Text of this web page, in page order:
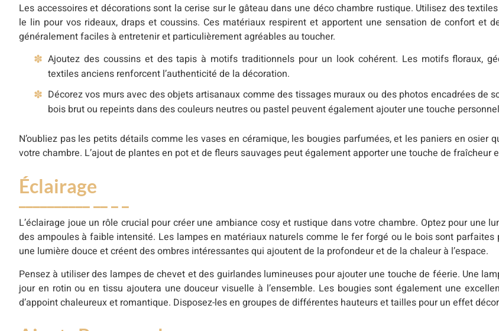
Les accessoires et décorations sont la cerise sur le gâteau dans une déco chambre rustique. Utilisez des
le lin pour vos rideaux, draps et coussins. Ces matériaux respirent et apportent une sensation de confort et
généralement faciles à entretenir et particulièrement agréables au toucher.
Ajoutez des coussins et des tapis à motifs traditionnels pour un look cohérent. Les motifs floraux,
textiles anciens renforcent l’authenticité de la décoration.
Décorez vos murs avec des objets artisanaux comme des tissages muraux ou des photos encadrées de
bois brut ou repeints dans des couleurs neutres ou pastel peuvent également ajouter une touche
N’oubliez pas les petits détails comme les vases en céramique, les bougies parfumées, et les paniers en osier
votre chambre. L’ajout de plantes en pot et de fleurs sauvages peut également apporter une touche de fraîcheur
Éclairage
L’éclairage joue un rôle crucial pour créer une ambiance cosy et rustique dans votre chambre. Optez pour une
des ampoules à faible intensité. Les lampes en matériaux naturels comme le fer forgé ou le bois sont parfaites
une lumière douce et créent des ombres intéressantes qui ajoutent de la profondeur et de la chaleur à l’espace.
Pensez à utiliser des lampes de chevet et des guirlandes lumineuses pour ajouter une touche de féerie. Une
jour en rotin ou en tissu ajoutera une douceur visuelle à l’ensemble. Les bougies sont également une
d’appoint chaleureux et romantique. Disposez-les en groupes de différentes hauteurs et tailles pour un effet